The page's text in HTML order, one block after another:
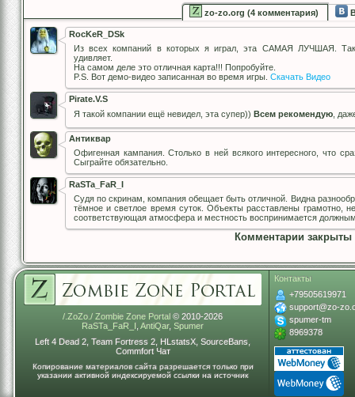
zo-zo.org (4 комментария)
RocKeR_DSk
Из всех компаний в которых я играл, эта САМАЯ ЛУЧШАЯ.
удивляет.
На самом деле это отличная карта!!! Попробуйте.
P.S. Вот демо-видео записанная во время игры. Скачать Видео
Pirate.V.S
Я такой компании ещё невидел, эта супер)) Всем рекомендую ,
Антиквар
Офигенная кампания. Столько в ней всякого интересного, что
Сыграйте обязательно.
RaSTa_FaR_I
Судя по скринам, компания обещает быть отличной. Видна
тёмное и светлое время суток. Объекты расставлены грамотно,
соответствующая атмосфера и местность воспринимается
Комментарии закрыты
/.ZoZo./ Zombie Zone Portal © 2010-2026
RaSTa_FaR_I AntiQar, Spumer
Left 4 Dead 2, Team Fortress 2, HLstatsX, SourceBans,
Commfort Чат
Копирование материалов сайта разрешается только при
указании активной индексируемой ссылки на источник
Контакты
+79505619971
support@zo-
spumer-tm
8969378